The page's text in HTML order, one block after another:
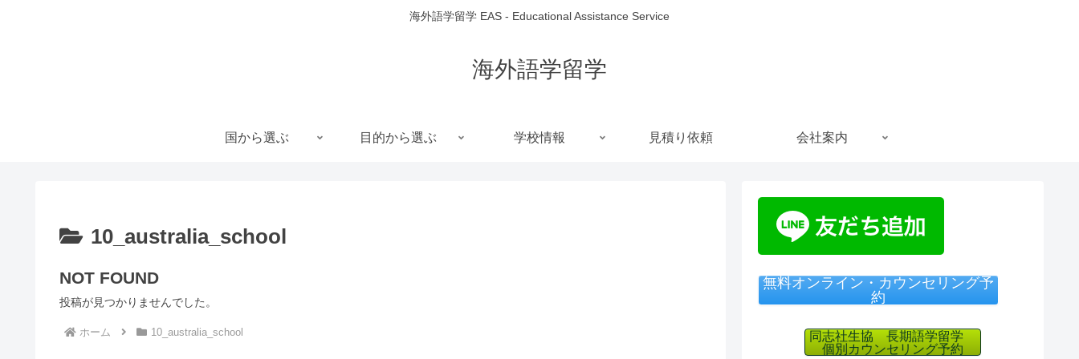
海外語学留学 EAS - Educational Assistance Service
海外語学留学
国から選ぶ 目的から選ぶ 学校情報 見積り依頼 会社案内
10_australia_school
NOT FOUND
投稿が見つかりませんでした。
ホーム 10_australia_school
無料オンライン・カウンセリング予
約
同志社生協 長期語学留学
個別カウンセリング予約